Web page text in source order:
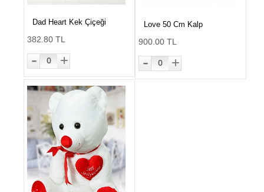
Dad Heart Kek Çiçeği
382.80 TL
- 0 +
Love 50 Cm Kalp
900.00 TL
- 0 +